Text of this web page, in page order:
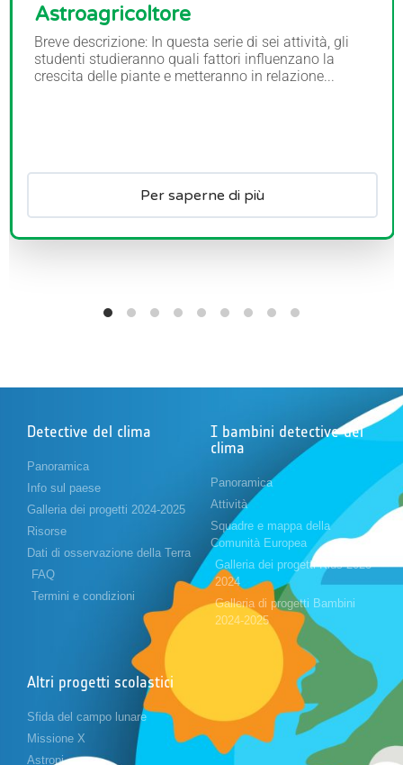
Astroagricoltore
Breve descrizione: In questa serie di sei attività, gli
studenti studieranno quali fattori influenzano la
crescita delle piante e metteranno in relazione...
Per saperne di più
Detective del clima
Panoramica
Info sul paese
Galleria dei progetti 2024-2025
Risorse
Dati di osservazione della Terra
FAQ
Termini e condizioni
I bambini detective del
clima
Panoramica
Attività
Squadre e mappa della
Comunità Europea
Galleria dei progetti Kids 2023-
2024
Galleria di progetti Bambini
2024-2025
Altri progetti scolastici
Sfida del campo lunare
Missione X
Astropi